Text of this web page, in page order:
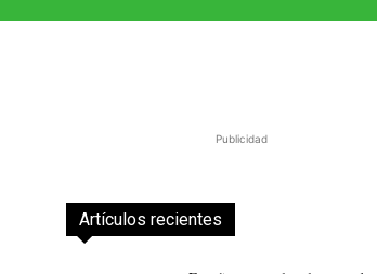
Publicidad
Artículos recientes